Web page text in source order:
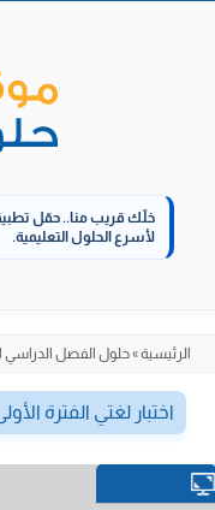
خلّك قريب منا.. حمّل
لأسرع الحلول التعليمية.
الرئيسية»حلول الفصل الدراسي
اختبار لغتي الفترة الأولى